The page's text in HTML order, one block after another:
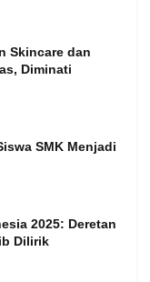
Skincare dan
Diminati
SMK Menjadi
2025: Deretan
Dilirik